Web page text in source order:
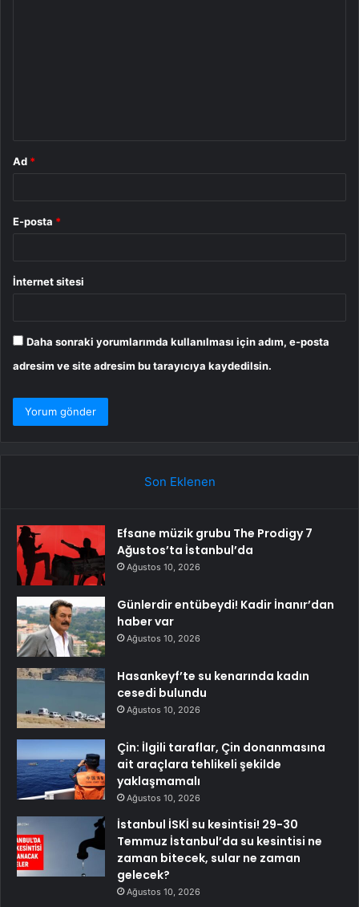
Ad *
E-posta *
İnternet sitesi
Daha sonraki yorumlarımda kullanılması için adım, e-posta
adresim ve site adresim bu tarayıcıya kaydedilsin.
Son Eklenen
Efsane müzik grubu The Prodigy 7
Ağustos’ta İstanbul’da
Ağustos 10, 2026
Günlerdir entübeydi! Kadir İnanır’dan
haber var
Ağustos 10, 2026
Hasankeyf’te su kenarında kadın
cesedi bulundu
Ağustos 10, 2026
Çin: İlgili taraflar, Çin donanmasına
ait araçlara tehlikeli şekilde
yaklaşmamalı
Ağustos 10, 2026
İstanbul İSKİ su kesintisi! 29-30
Temmuz İstanbul’da su kesintisi ne
zaman bitecek, sular ne zaman
gelecek?
Ağustos 10, 2026